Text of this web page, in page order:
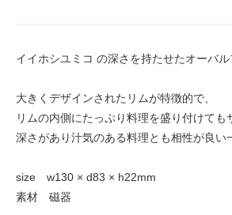
イイホシユミコ の深さを持たせたオーバル
大きくデザインされたリムが特徴的で、
リムの内側にたっぷり料理を盛り付けても
深さがあり汁気のある料理とも相性が良い
size w130 × d83 × h22mm
素材 磁器